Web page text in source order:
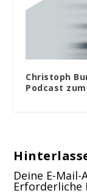
Christoph
Podcast
Deine E-